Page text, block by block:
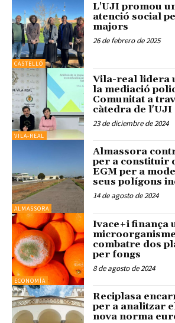
CASTELLÓ
L'UJI promou
atenció social
majors
26 de febrero de 2025
VILA-REAL
Vila-real lidera
la mediació
Comunitat a
càtedra de l'UJI
23 de diciembre de 2024
ALMASSORA
Almassora
per a constituir
EGM per a
seus polígons
14 de agosto de 2024
ECONOMÍA
Ivace+i finança
combatre dos
per fongs
8 de agosto de 2024
Reciplasa
per a analitzar
nova norma